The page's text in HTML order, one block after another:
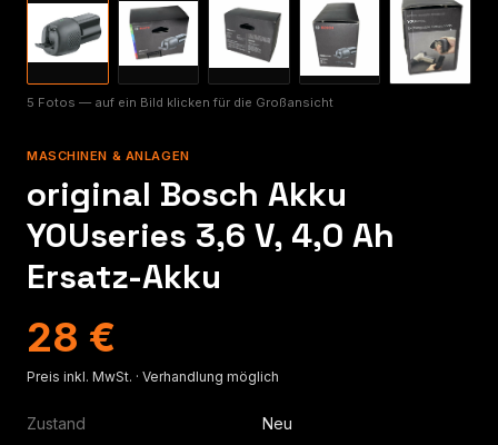
5 Fotos — auf ein Bild klicken für die Großansicht
MASCHINEN & ANLAGEN
original Bosch Akku
YOUseries 3,6 V, 4,0 Ah
Ersatz-Akku
28 €
Preis inkl. MwSt. · Verhandlung möglich
Zustand
Neu